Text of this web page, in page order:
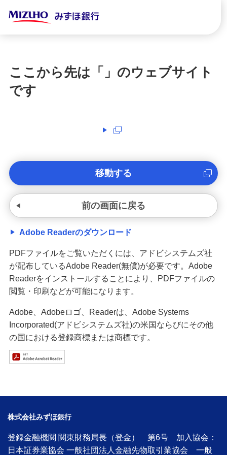
ここから先は「 」のウェブサイト
です
移動する
前の画面に戻る
Adobe Readerのダウンロード
PDFファイルをご覧いただくには、アドビシステムズ社
が配布しているAdobe Reader(無償)が必要です。Adobe
Readerをインストールすることにより、PDFファイルの
閲覧・印刷などが可能になります。
Adobe、Adobeロゴ、Readerは、Adobe Systems
Incorporated(アドビシステムズ社)の米国ならびにその他
の国における登録商標または商標です。
株式会社みずほ銀行
登録金融機関 関東財務局長（登金） 第6号 加入協会：
日本証券業協会 一般社団法人金融先物取引業協会 一般